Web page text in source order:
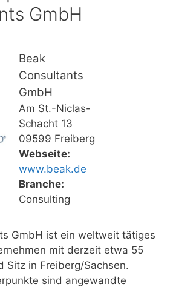
GmbH
Beak
Consultants
GmbH
Am St.-Niclas-
Schacht 13
09599 Freiberg
Webseite:
www.beak.de
Branche:
Consulting
GmbH ist ein weltweit tätiges
mit derzeit etwa 55
Sitz in Freiberg/Sachsen.
sind angewandte